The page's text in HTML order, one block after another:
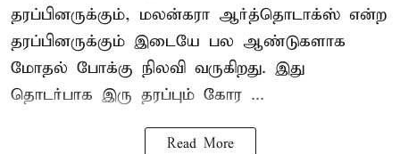
தரப்பினருக்கும், மலன்கரா ஆர்த்தொடாக்ஸ் என்ற
தரப்பினருக்கும் இடையே பல ஆண்டுகளாக
மோதல் போக்கு நிலவி வருகிறது. இது
தொடர்பாக இரு தரப்பும் கோர ...
Read More